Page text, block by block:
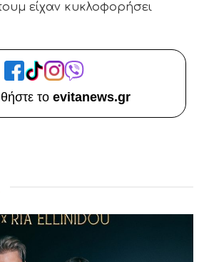
είχαν κυκλοφορήσει
το evitanews.gr